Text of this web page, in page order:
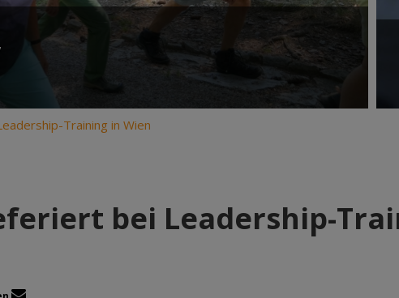
Training in Wien
bei Leadership-